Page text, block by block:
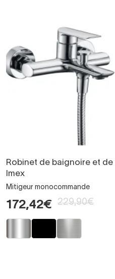
Robinet de baignoire et
Imex
Mitigeur monocommande
172,42€ 229,90€